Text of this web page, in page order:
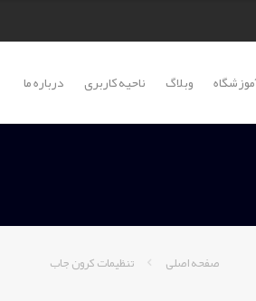
وبلاگ ناحیه کاربری درباره ما
صفحه اصلی تنظیمات کرون جاب